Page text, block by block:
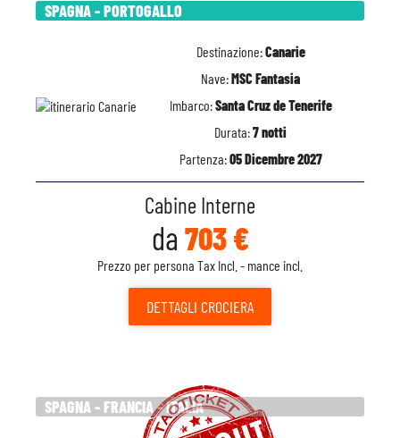
SPAGNA - PORTOGALLO
Destinazione:Canarie
Nave:MSC Fantasia
Imbarco:Santa Cruz de Tenerife
Durata:7 notti
Partenza:05 Dicembre 2027
Cabine Interne
da 703 €
Prezzo per persona Tax Incl. - mance incl.
DETTAGLI CROCIERA
SPAGNA - FRANCIA - ITALIA